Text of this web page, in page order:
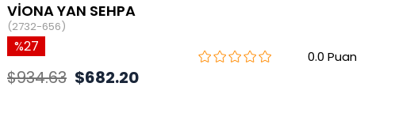
VİONA YAN SEHPA
(2732-656)
0.0
27
$934.63 $682.20